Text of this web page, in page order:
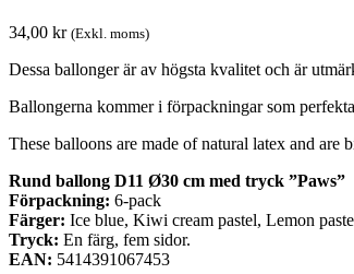
34,00 kr (Exkl. moms)
Dessa ballonger är av högsta kvalitet och är
Ballongerna kommer i förpackningar som
These balloons are made of natural latex and are
Rund ballong D11 Ø30 cm med tryck ”Paws”
Förpackning: 6-pack
Färger: Ice blue, Kiwi cream pastel, Lemon
Tryck: En färg, fem sidor.
EAN: 5414391067453